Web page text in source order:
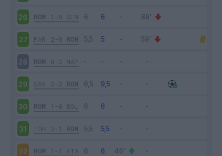
26 ROM 1-0 GEN
27 PAR 2-0 ROM
28 ROM 0-2 NAP
29 SAS 2-2 ROM
30 ROM 1-0 BOL
31 TOR 3-1 ROM
32 ROM 1-1 ATA